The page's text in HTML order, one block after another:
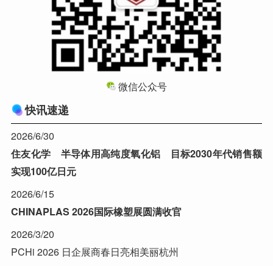
微信公众号
快讯速递
2026/6/30
住友化学 半导体用高纯度氧化铝 目标2030年代销售额
实现100亿日元
2026/6/15
CHINAPLAS 2026国际橡塑展圆满收官
2026/3/20
PCHi 2026 日企展商春日亮相美丽杭州